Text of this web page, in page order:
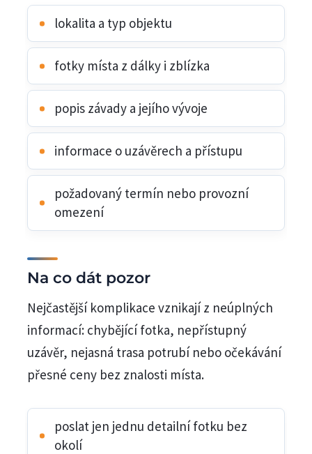
lokalita a typ objektu
fotky místa z dálky i zblízka
popis závady a jejího vývoje
informace o uzávěrech a přístupu
požadovaný termín nebo provozní
omezení
Na co dát pozor
Nejčastější komplikace vznikají z neúplných
informací: chybějící fotka, nepřístupný
uzávěr, nejasná trasa potrubí nebo očekávání
přesné ceny bez znalosti místa.
poslat jen jednu detailní fotku bez
okolí